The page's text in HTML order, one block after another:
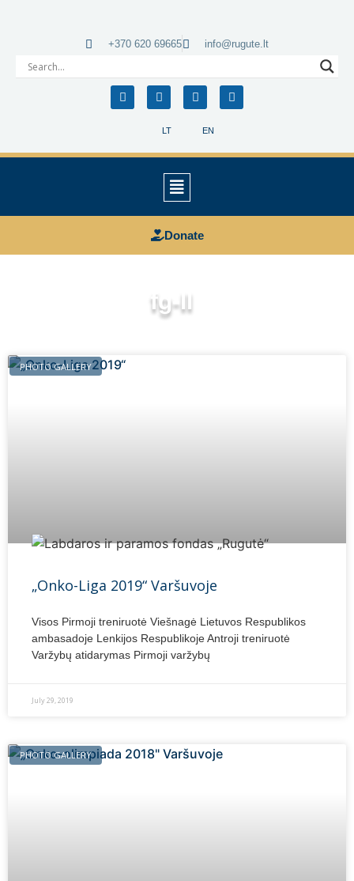
LT EN
+370 620 69665 info@rugute.lt
Donate
fg-ll
PHOTO GALLERY
„Onko-Liga 2019“ Varšuvoje
Visos Pirmoji treniruotė Viešnagė Lietuvos Respublikos
ambasadoje Lenkijos Respublikoje Antroji treniruotė
Varžybų atidarymas Pirmoji varžybų
July 29, 2019
PHOTO GALLERY